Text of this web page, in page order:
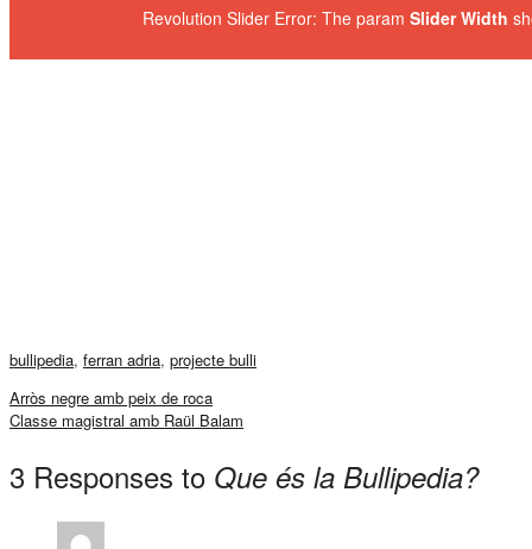
Revolution Slider Error: The param Slider Width
bullipedia, ferran adria, projecte bulli
Arròs negre amb peix de roca
Classe magistral amb Raül Balam
3 Responses to Que és la Bullipedia?